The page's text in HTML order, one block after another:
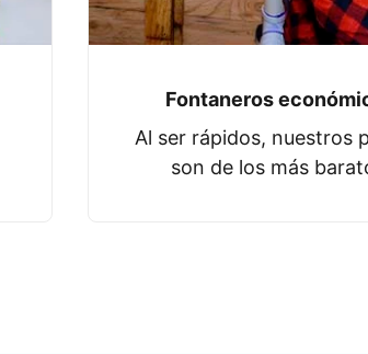
Fontaneros
Al ser rápidos, nuestros
son de los más